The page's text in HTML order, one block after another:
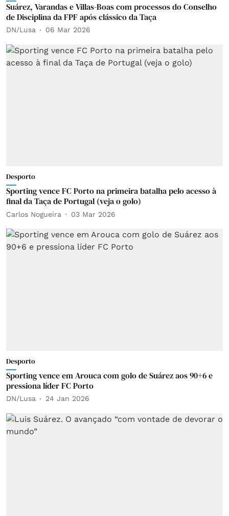
Suárez, Varandas e Villas-Boas com processos do Conselho
de Disciplina da FPF após clássico da Taça
DN/Lusa 06 Mar 2026
Desporto
Sporting vence FC Porto na primeira batalha pelo acesso à
final da Taça de Portugal (veja o golo)
Carlos Nogueira 03 Mar 2026
Desporto
Sporting vence em Arouca com golo de Suárez aos 90+6 e
pressiona líder FC Porto
DN/Lusa 24 Jan 2026